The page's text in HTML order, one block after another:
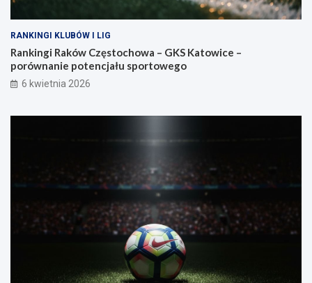
RANKINGI KLUBÓW I LIG
Rankingi Raków Częstochowa – GKS Katowice –
porównanie potencjału sportowego
6 kwietnia 2026